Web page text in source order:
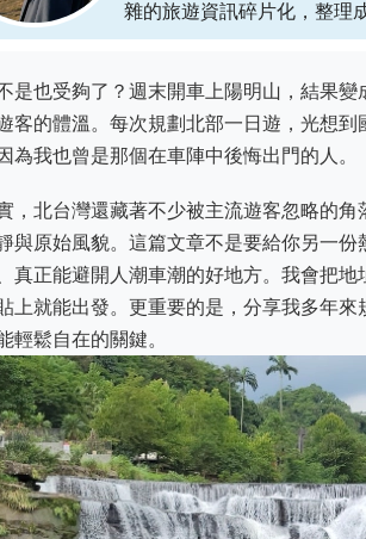
雜的旅遊資訊碎片化，整理
是也受夠了？週末開車上陽明山，結果
客的體溫。每次規劃北部一日遊，光想
為我也曾是那個在車陣中後悔出門的人。
，北台灣還藏著不少被主流遊客忽略的
與原始風貌。這篇文章不是要給你另一
真正能避開人潮車潮的好地方。我會把
上就能出發。更重要的是，分享我多年
輕鬆自在的關鍵。